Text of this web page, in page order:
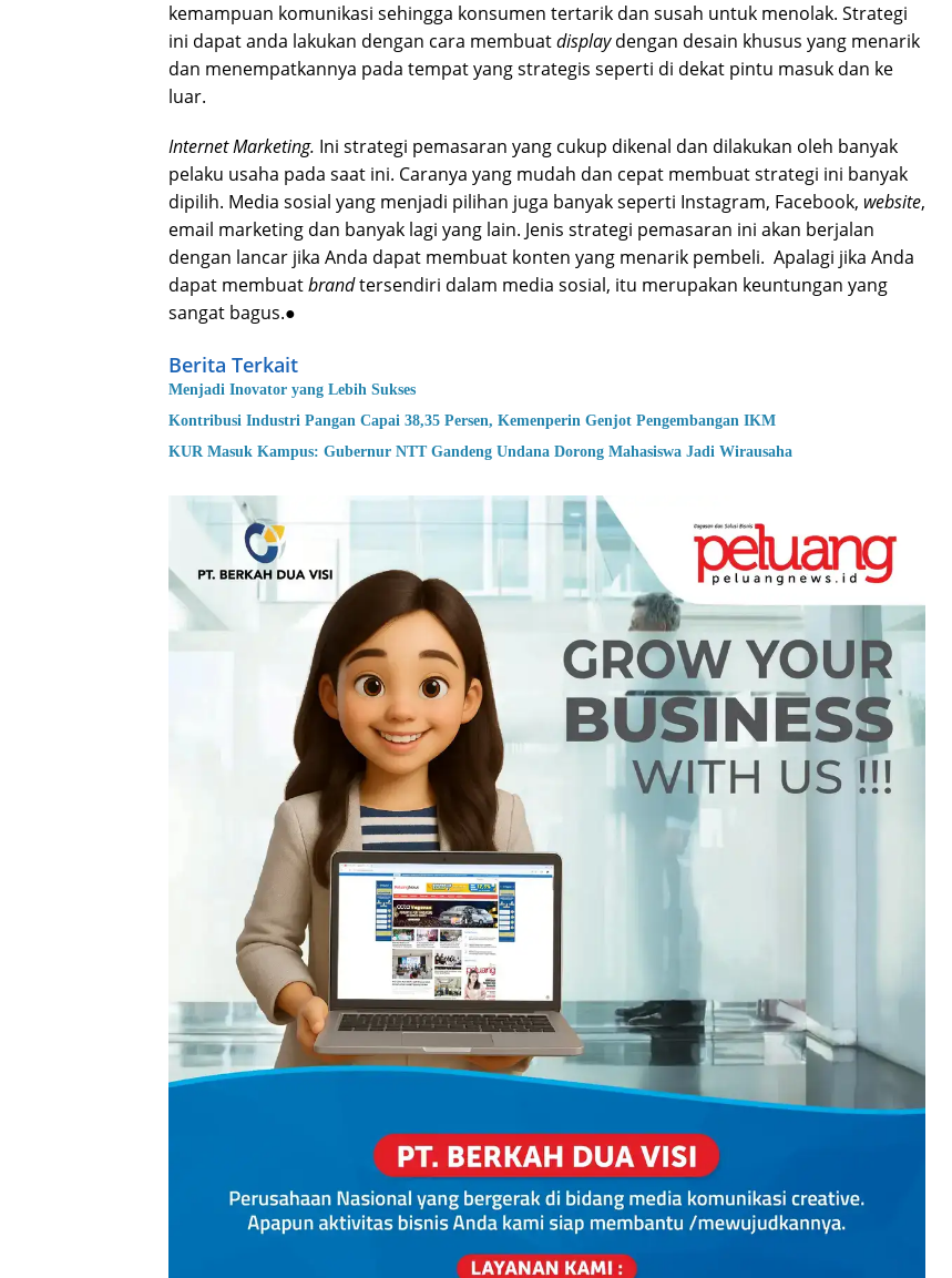
kemampuan komunikasi sehingga konsumen tertarik dan susah untuk menolak. Strategi
ini dapat anda lakukan dengan cara membuatdisplaydengan desain khusus yang menarik
dan menempatkannya pada tempat yang strategis seperti di dekat pintu masuk dan ke
luar.
Internet Marketing. Ini strategi pemasaran yang cukup dikenal dan dilakukan oleh banyak
pelaku usaha pada saat ini. Caranya yang mudah dan cepat membuat strategi ini banyak
dipilih. Media sosial yang menjadi pilihan juga banyak seperti Instagram, Facebook, website,
email marketing dan banyak lagi yang lain. Jenis strategi pemasaran ini akan berjalan
dengan lancar jika Anda dapat membuat konten yang menarik pembeli. Apalagi jika Anda
dapat membuatbrandtersendiri dalam media sosial, itu merupakan keuntungan yang
sangat bagus.●
Berita Terkait
Menjadi Inovator yang Lebih Sukses
Kontribusi Industri Pangan Capai 38,35 Persen, Kemenperin Genjot Pengembangan IKM
KUR Masuk Kampus: Gubernur NTT Gandeng Undana Dorong Mahasiswa Jadi Wirausaha